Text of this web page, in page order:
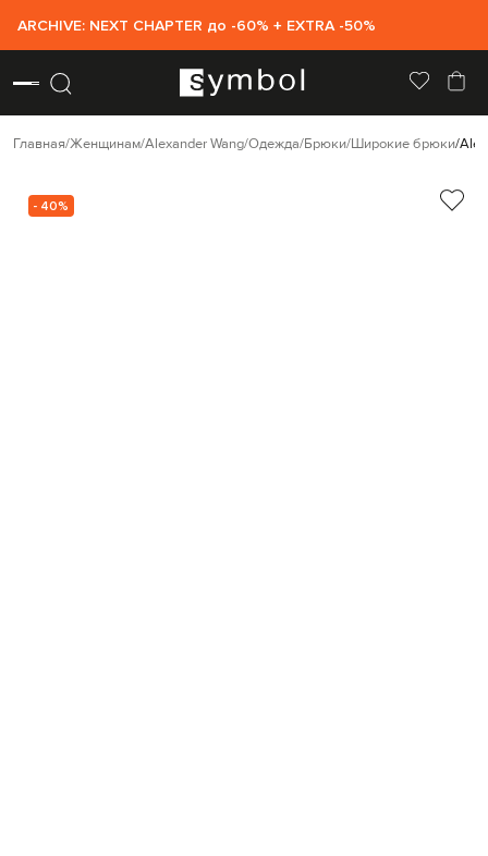
ARCHIVE: NEXT CHAPTER до -60% + EXTRA -50%
Главная Женщинам Alexander Wang Одежда Брюки Широкие брюки
- 40%